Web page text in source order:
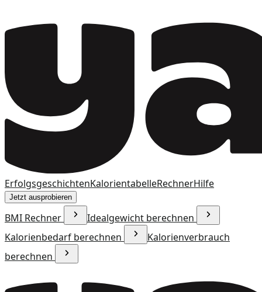
ErfolgsgeschichtenKalorientabelleRechnerHilfe
Jetzt ausprobieren
BMI Rechner
Idealgewicht berechnen
Kalorienbedarf berechnen
Kalorienverbrauch
berechnen